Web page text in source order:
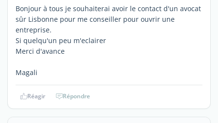
Bonjour à tous je souhaiterai avoir le contact d'un avocat
sûr Lisbonne pour me conseiller pour ouvrir une
entreprise.
Si quelqu'un peu m'eclairer
Merci d'avance
Magali
Réagir Répondre